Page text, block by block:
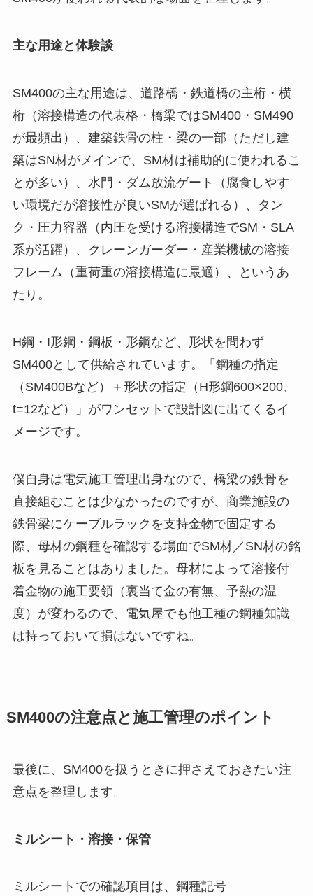
主な用途と体験談
SM400の主な用途は、道路橋・鉄道橋の主桁・横
桁（溶接構造の代表格・橋梁ではSM400・SM490
が最頻出）、建築鉄骨の柱・梁の一部（ただし建
築はSN材がメインで、SM材は補助的に使われるこ
とが多い）、水門・ダム放流ゲート（腐食しやす
い環境だが溶接性が良いSMが選ばれる）、タン
ク・圧力容器（内圧を受ける溶接構造でSM・SLA
系が活躍）、クレーンガーダー・産業機械の溶接
フレーム（重荷重の溶接構造に最適）、というあ
たり。
H鋼・I形鋼・鋼板・形鋼など、形状を問わず
SM400として供給されています。「鋼種の指定
（SM400Bなど）＋形状の指定（H形鋼600×200、
t=12など）」がワンセットで設計図に出てくるイ
メージです。
僕自身は電気施工管理出身なので、橋梁の鉄骨を
直接組むことは少なかったのですが、商業施設の
鉄骨梁にケーブルラックを支持金物で固定する
際、母材の鋼種を確認する場面でSM材／SN材の銘
板を見ることはありました。母材によって溶接付
着金物の施工要領（裏当て金の有無、予熱の温
度）が変わるので、電気屋でも他工種の鋼種知識
は持っておいて損はないですね。
SM400の注意点と施工管理のポイント
最後に、SM400を扱うときに押さえておきたい注
意点を整理します。
ミルシート・溶接・保管
ミルシートでの確認項目は、鋼種記号